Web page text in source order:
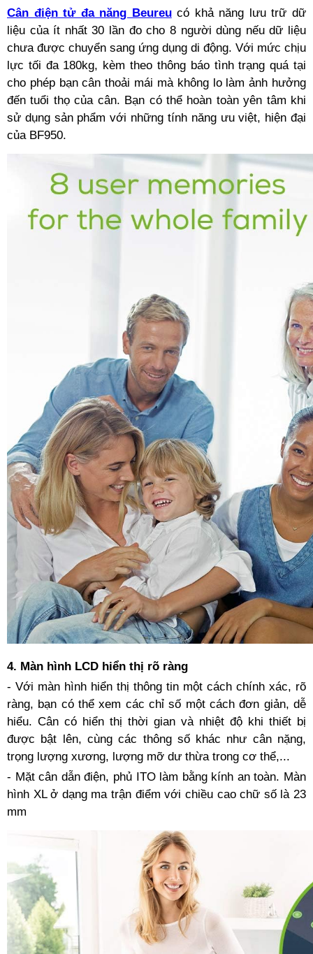
Cân điện tử đa năng Beureucó khả năng lưu trữ dữ
liệu của ít nhất 30 lần đo cho 8 người dùng nếu dữ liệu
chưa được chuyển sang ứng dụng di động. Với mức chịu
lực tối đa 180kg, kèm theo thông báo tình trạng quá tại
cho phép bạn cân thoải mái mà không lo làm ảnh hưởng
đến tuổi thọ của cân. Bạn có thể hoàn toàn yên tâm khi
sử dụng sản phẩm với những tính năng ưu việt, hiện đại
của BF950.
4. Màn hình LCD hiển thị rõ ràng
- Với màn hình hiển thị thông tin một cách chính xác, rõ
ràng, bạn có thể xem các chỉ số một cách đơn giản, dễ
hiểu. Cân có hiển thị thời gian và nhiệt độ khi thiết bị
được bật lên, cùng các thông số khác như cân nặng,
trọng lượng xương, lượng mỡ dư thừa trong cơ thể,...
- Mặt cân dẫn điện, phủ ITO làm bằng kính an toàn. Màn
hình XL ở dạng ma trận điểm với chiều cao chữ số là 23
mm